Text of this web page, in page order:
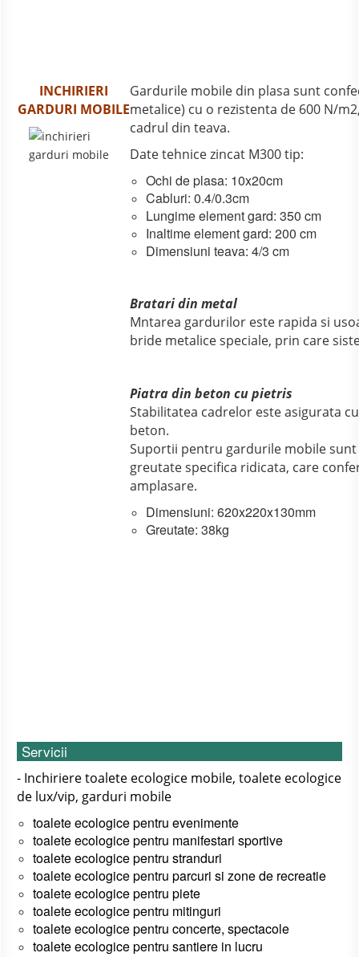
INCHIRIERI
GARDURI MOBILE
Gardurile mobile din plasa sunt
metalice) cu o rezistenta de 600 N/
cadrul din teava.
Date tehnice zincat M300 tip:
Ochi de plasa: 10x20cm
Cabluri: 0.4/0.3cm
Lungime element gard: 350 cm
Inaltime element gard: 200 cm
Dimensiuni teava: 4/3 cm
Bratari din metal
Mntarea gardurilor este rapida si
bride metalice speciale, prin care
Piatra din beton cu pietris
Stabilitatea cadrelor este asigurata
beton.
Suportii pentru gardurile mobile
greutate specifica ridicata, care
amplasare.
Dimensiuni: 620x220x130mm
Greutate: 38kg
Servicii
- Inchiriere toalete ecologice mobile, toalete ecologice
de lux/vip, garduri mobile
toalete ecologice pentru evenimente
toalete ecologice pentru manifestari sportive
toalete ecologice pentru stranduri
toalete ecologice pentru parcuri si zone de recreatie
toalete ecologice pentru piete
toalete ecologice pentru mitinguri
toalete ecologice pentru concerte, spectacole
toalete ecologice pentru santiere in lucru